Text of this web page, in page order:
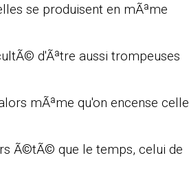
se produisent en mÃªme
d'Ãªtre aussi trompeuses
mÃªme qu'on encense celle
Ã©tÃ© que le temps, celui de